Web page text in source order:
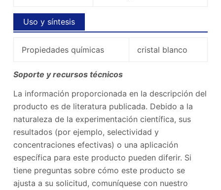
Uso y síntesis
Propiedades químicas cristal blanco
Soporte y recursos técnicos
La información proporcionada en la descripción del
producto es de literatura publicada. Debido a la
naturaleza de la experimentación científica, sus
resultados (por ejemplo, selectividad y
concentraciones efectivas) o una aplicación
específica para este producto pueden diferir. Si
tiene preguntas sobre cómo este producto se
ajusta a su solicitud, comuníquese con nuestro